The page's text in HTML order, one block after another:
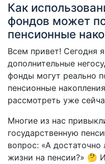
Как
фондов может
пенсионные
Всем привет! Сегодня
дополнительные
фонды могут реально
пенсионные
рассмотреть уже
Многие из нас
государственную
вопрос: «А
жизни на пенсии?» 🤔